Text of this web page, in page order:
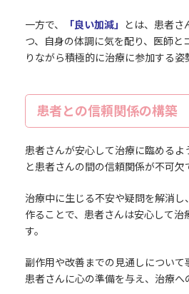
一方で、 「良い加減」
とは、患者さ
つ、自身の体調に気を配り、医師と
りながら積極的に治療に参加する姿
患者との信頼関係の構築
患者さんが安心して治療に臨める
と患者さんの間の信頼関係が不可欠
治療中に生じる不安や疑問を解消し
作ることで、患者さんは安心して治
す。
副作用や改善までの見通しについて
患者さんに心の準備を与え、治療へ